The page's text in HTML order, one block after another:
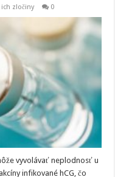
ich zločiny
0
vyvolávať neplodnosť u
infikované hCG, čo